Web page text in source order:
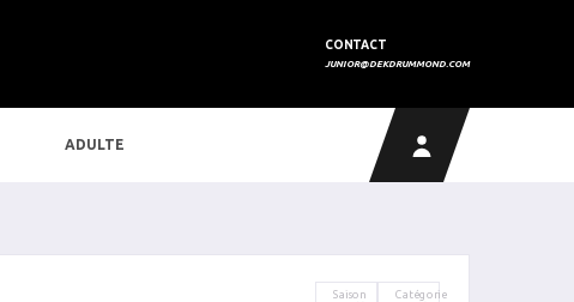
CONTACT
JUNIOR@DEKDRUMMOND.COM
ADULTE
Saison Catégorie